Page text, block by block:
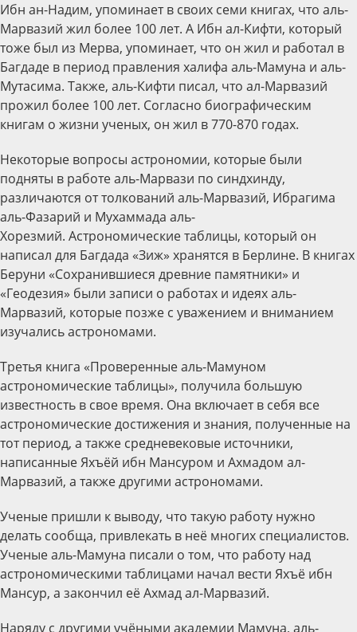
Ибн ан-Надим, упоминает в своих семи книгах, что аль-
Марвазий жил более 100 лет. А Ибн ал-Кифти, который
тоже был из Мерва, упоминает, что он жил и работал в
Багдаде в период правления халифа аль-Мамуна и аль-
Мутасима. Также, аль-Кифти писал, что ал-Марвазий
прожил более 100 лет. Согласно биографическим
книгам о жизни ученых, он жил в 770-870 годах.
Некоторые вопросы астрономии, которые были
подняты в работе аль-Марвази по синдхинду,
различаются от толкований аль-Марвазий, Ибрагима
аль-Фазарий и Мухаммада аль-
Хорезмий. Астрономические таблицы, который он
написал для Багдада «Зиж» хранятся в Берлине. В книгах
Беруни «Сохранившиеся древние памятники» и
«Геодезия» были записи о работах и идеях аль-
Марвазий, которые позже с уважением и вниманием
изучались астрономами.
Третья книга «Проверенные аль-Мамуном
астрономические таблицы», получила большую
известность в свое время. Она включает в себя все
астрономические достижения и знания, полученные на
тот период, а также средневековые источники,
написанные Яхъёй ибн Мансуром и Ахмадом ал-
Марвазий, а также другими астрономами.
Ученые пришли к выводу, что такую работу нужно
делать сообща, привлекать в неё многих специалистов.
Ученые аль-Мамуна писали о том, что работу над
астрономическими таблицами начал вести Яхъё ибн
Мансур, а закончил её Ахмад ал-Марвазий.
Наряду с другими учёными академии Мамуна, аль-